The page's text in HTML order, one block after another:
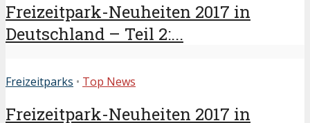
Freizeitpark-Neuheiten 2017 in
Deutschland – Teil 2:...
Freizeitparks • Top News
Freizeitpark-Neuheiten 2017 in